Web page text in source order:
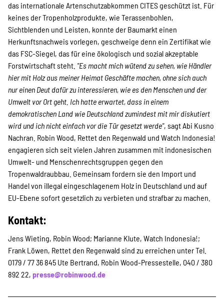
Über uns
Transparenz
Kontakt
english
Indonesian
das internationale Artenschutzabkommen CITES geschützt ist. Für
keines der Tropenholzprodukte, wie Terassenbohlen,
Sichtblenden und Leisten, konnte der Baumarkt einen
Herkunftsnachweis vorlegen, geschweige denn ein Zertifikat wie
das FSC-Siegel, das für eine ökologisch und sozial akzeptable
Forstwirtschaft steht. "Es macht mich wütend zu sehen, wie Händler
hier mit Holz aus meiner Heimat Geschäfte machen, ohne sich auch
nur einen Deut dafür zu interessieren, wie es den Menschen und der
Umwelt vor Ort geht. Ich hatte erwartet, dass in einem
demokratischen Land wie Deutschland zumindest mit mir diskutiert
wird und ich nicht einfach vor die Tür gesetzt werde", sagt Abi Kusno
Nachran. Robin Wood, Rettet den Regenwald und Watch Indonesia!
engagieren sich seit vielen Jahren zusammen mit indonesischen
Umwelt- und Menschenrechtsgruppen gegen den
Tropenwaldraubbau. Gemeinsam fordern sie den Import und
Handel von illegal eingeschlagenem Holz in Deutschland und auf
EU-Ebene sofort gesetzlich zu verbieten und strafbar zu machen.
Kontakt:
Jens Wieting, Robin Wood; Marianne Klute, Watch Indonesia!;
Frank Löwen, Rettet den Regenwald sind zu erreichen unter Tel.
0179 / 77 36 845 Ute Bertrand, Robin Wood-Pressestelle, 040 / 380
892 22, presse@robinwood.de